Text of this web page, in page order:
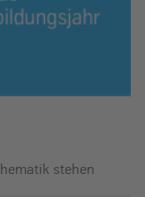
stehen